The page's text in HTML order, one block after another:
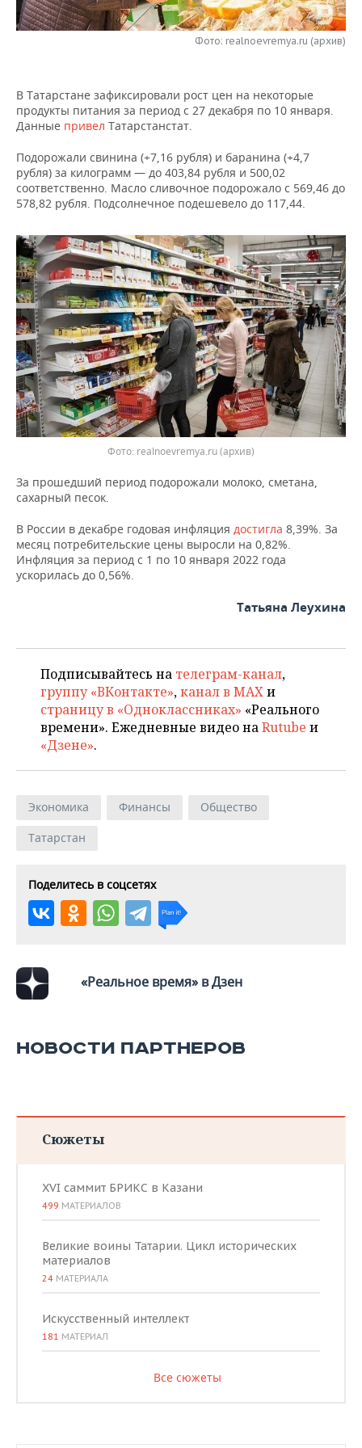
НЕФТЕХИМИЯ
ЭНЕРГЕТИКА
РОЗНИЧНАЯ ТОРГОВЛЯ
УСЛУГИ
НОВОСТИ ТЕХНОЛОГИЙ
МЕДИА
МЕРОПРИЯТИЯ
ВЫЕЗДНАЯ РЕДАКЦИЯ
ONLINE-КОНФЕРЕНЦИИ
НОВОСТИ СПОРТА
ХОККЕЙ
ВОЛЕЙБОЛ
КИБЕРСПОРТ
ФИГУРНОЕ КАТАНИЕ
ВОДНЫЕ ВИДЫ СПОРТА
ХОККЕЙ С МЯЧОМ
ОБЩЕСТВО
ВЛАСТЬ
ИСТОРИЯ
КУЛЬТУРА
МЕДИЦИНА
ОБРАЗОВАНИЕ
ПРОИСШЕСТВИЯ
СЮЖЕТЫ
СПИСОК ПЕРСОН
СПИСОК КОМПАНИЙ
ПОЛНАЯ ВЕРСИЯ
Фото: realnoevremya.ru (архив)
В Татарстане зафиксировали рост цен на некоторые
продукты питания за период с 27 декабря по 10 января.
Данные привел Татарстанстат.
Подорожали свинина (+7,16 рубля) и баранина (+4,7
рубля) за килограмм — до 403,84 рубля и 500,02
соответственно. Масло сливочное подорожало с 569,46 до
578,82 рубля. Подсолнечное подешевело до 117,44.
Фото: realnoevremya.ru (архив)
За прошедший период подорожали молоко, сметана,
сахарный песок.
В России в декабре годовая инфляция достигла 8,39%. За
месяц потребительские цены выросли на 0,82%.
Инфляция за период с 1 по 10 января 2022 года
ускорилась до 0,56%.
Татьяна Леухина
Подписывайтесь на телеграм-канал,
группу «ВКонтакте»,канал в MAXи
страницу в «Одноклассниках» «Реального
времени». Ежедневные видео наRutube и
«Дзене».
Экономика Финансы
Общество
Татарстан
Поделитесь в соцсетях
«Реальное время» в Дзен
НОВОСТИ ПАРТНЕРОВ
Сюжеты
XVI саммит БРИКС в Казани
499 МАТЕРИАЛОВ
Великие воины Татарии. Цикл исторических
материалов
24 МАТЕРИАЛА
Искусственный интеллект
181 МАТЕРИАЛ
Все сюжеты